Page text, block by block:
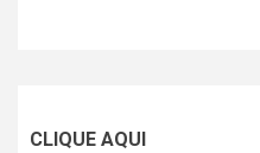
CLIQUE AQUI